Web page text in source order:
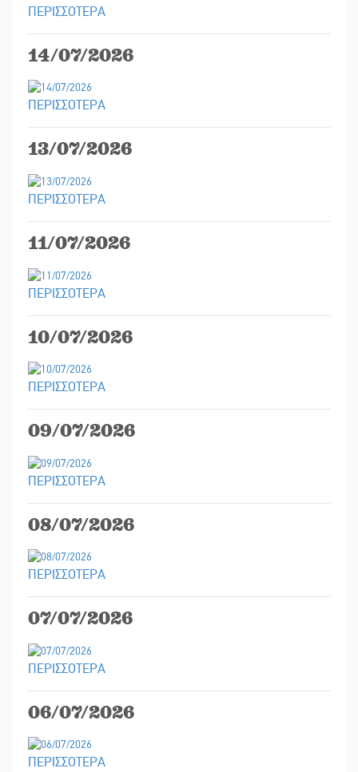
ΠΕΡΙΣΣΟΤΕΡΑ
14/07/2026
ΠΕΡΙΣΣΟΤΕΡΑ
13/07/2026
ΠΕΡΙΣΣΟΤΕΡΑ
11/07/2026
ΠΕΡΙΣΣΟΤΕΡΑ
10/07/2026
ΠΕΡΙΣΣΟΤΕΡΑ
09/07/2026
ΠΕΡΙΣΣΟΤΕΡΑ
08/07/2026
ΠΕΡΙΣΣΟΤΕΡΑ
07/07/2026
ΠΕΡΙΣΣΟΤΕΡΑ
06/07/2026
ΠΕΡΙΣΣΟΤΕΡΑ